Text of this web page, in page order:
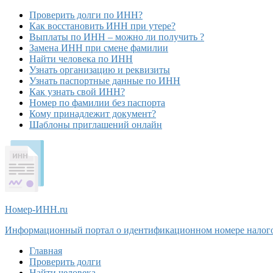
Проверить долги по ИНН?
Как восстановить ИНН при утере?
Выплаты по ИНН – можно ли получить ?
Замена ИНН при смене фамилии
Найти человека по ИНН
Узнать организацию и реквизиты
Узнать паспортные данные по ИНН
Как узнать свой ИНН?
Номер по фамилии без паспорта
Кому принадлежит документ?
Шаблоны приглашений онлайн
Номер-ИНН.ru
Информационный портал о идентификационном номере
Главная
Проверить долги